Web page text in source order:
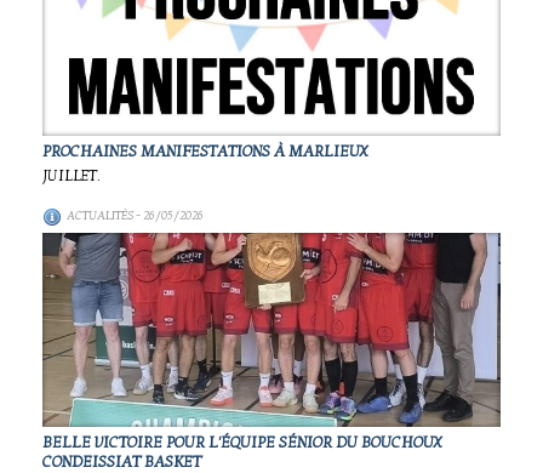
PROCHAINES MANIFESTATIONS À MARLIEUX
JUILLET.
ACTUALITÉS- 26/05/2026
BELLE VICTOIRE POUR L'ÉQUIPE SÉNIOR DU BOUCHOUX
CONDEISSIAT BASKET